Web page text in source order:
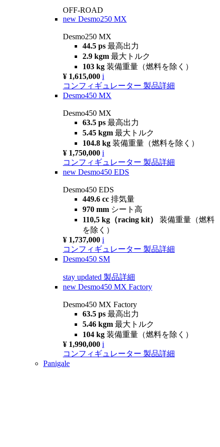
OFF-ROAD
new Desmo250 MX
Desmo250 MX
44.5 ps 最高出力
2.9 kgm 最大トルク
103 kg 装備重量（燃料を除く）
¥ 1,615,000 i
コンフィギュレーター 製品詳細
Desmo450 MX
Desmo450 MX
63.5 ps 最高出力
5.45 kgm 最大トルク
104.8 kg 装備重量（燃料を除く）
¥ 1,750,000 i
コンフィギュレーター 製品詳細
new Desmo450 EDS
Desmo450 EDS
449.6 cc 排気量
970 mm シート高
110,5 kg（racing kit） 装備重量（燃料
を除く）
¥ 1,737,000 i
コンフィギュレーター 製品詳細
Desmo450 SM
stay updated 製品詳細
new Desmo450 MX Factory
Desmo450 MX Factory
63.5 ps 最高出力
5.46 kgm 最大トルク
104 kg 装備重量（燃料を除く）
¥ 1,990,000 i
コンフィギュレーター 製品詳細
Panigale